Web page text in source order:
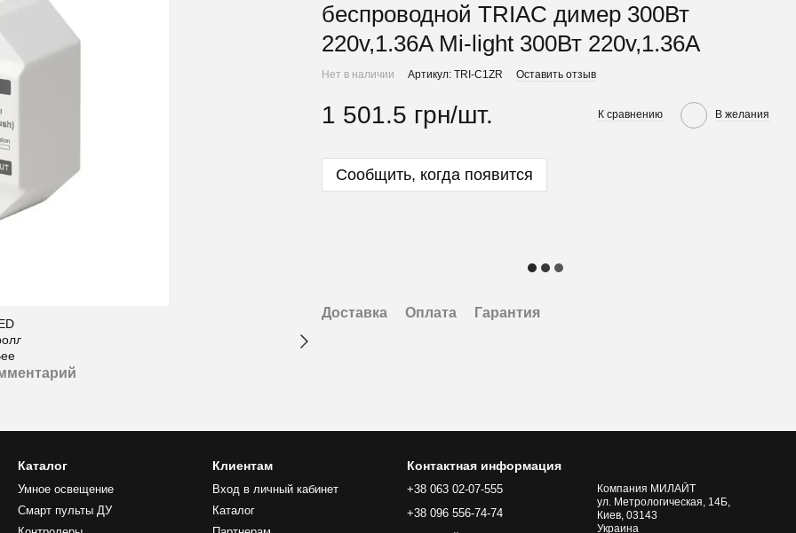
беспроводной TRIAC димер 300Вт
220v,1.36A Mi-light 300Вт 220v,1.36A
Нет в наличии Артикул: TRI-C1ZR Оставить отзыв
1 501.5 грн/шт. К сравнению В желания
Сообщить, когда появится
Доставка Оплата Гарантия
Каталог
Умное освещение
Смарт пульты ДУ
Клиентам
Вход в личный кабинет
Каталог
Контактная информация
+38 063 02-07-555
+38 096 556-74-74
Компания МИЛАЙТ
ул. Метрологическая, 14Б,
Киев, 03143
Украина